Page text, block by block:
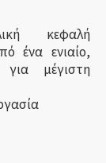
κεφαλή
ένα ενιαίο,
μέγιστη